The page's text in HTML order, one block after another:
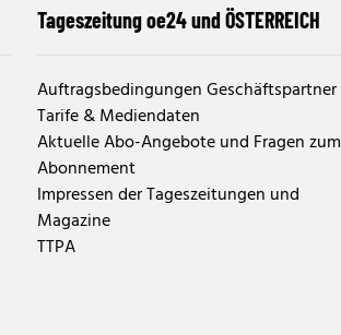
Tageszeitung oe24 und ÖSTERREICH
Auftragsbedingungen Geschäftspartner
Tarife & Mediendaten
Aktuelle Abo-Angebote und Fragen zum
Abonnement
Impressen der Tageszeitungen und
Magazine
TTPA